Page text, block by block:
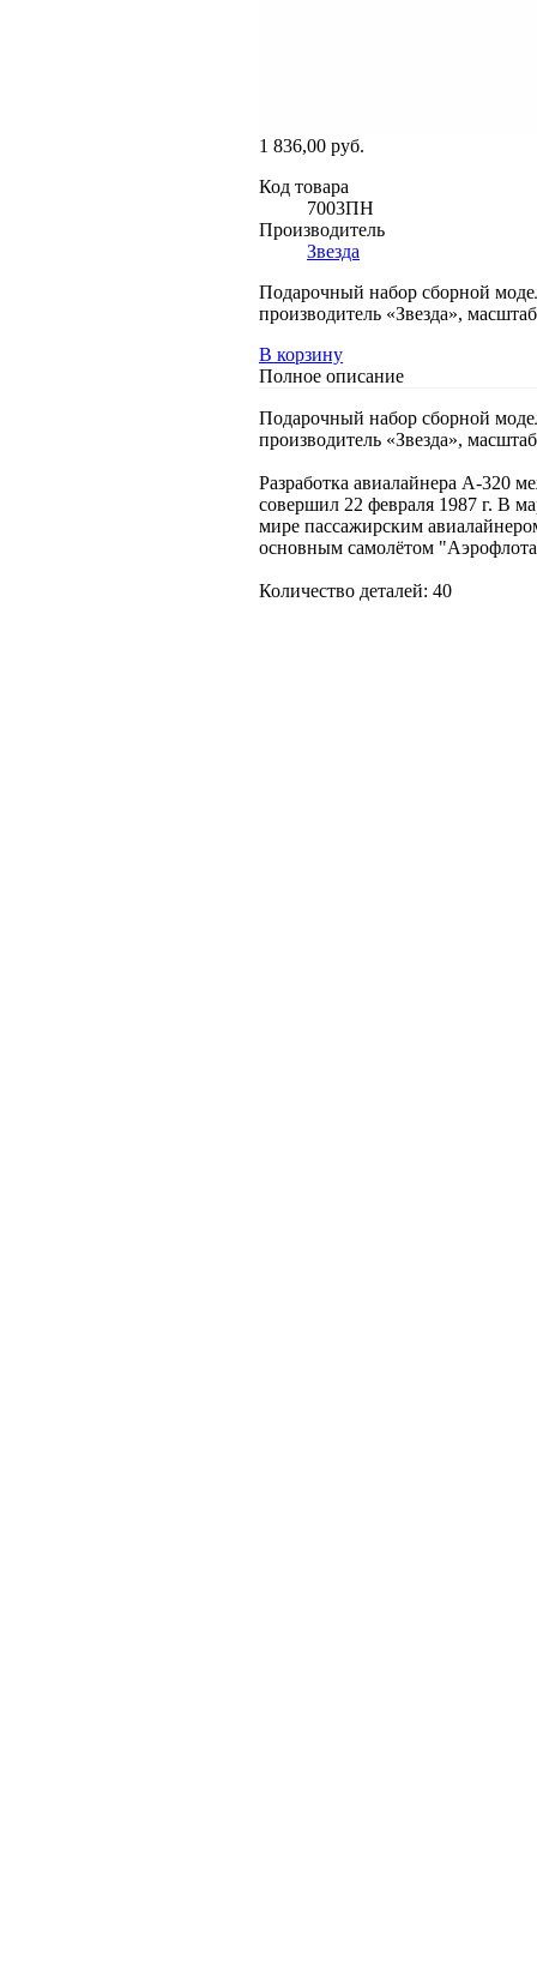
1 836,00 руб.
Код товара
7003ПН
Производитель
Звезда
Подарочный набор сборной
производитель «Звезда»,
В корзину
Полное описание
Подарочный набор сборной
производитель «Звезда»,
Разработка авиалайнера А-320
совершил 22 февраля 1987 г. В
мире пассажирским
основным самолётом
Количество деталей: 40